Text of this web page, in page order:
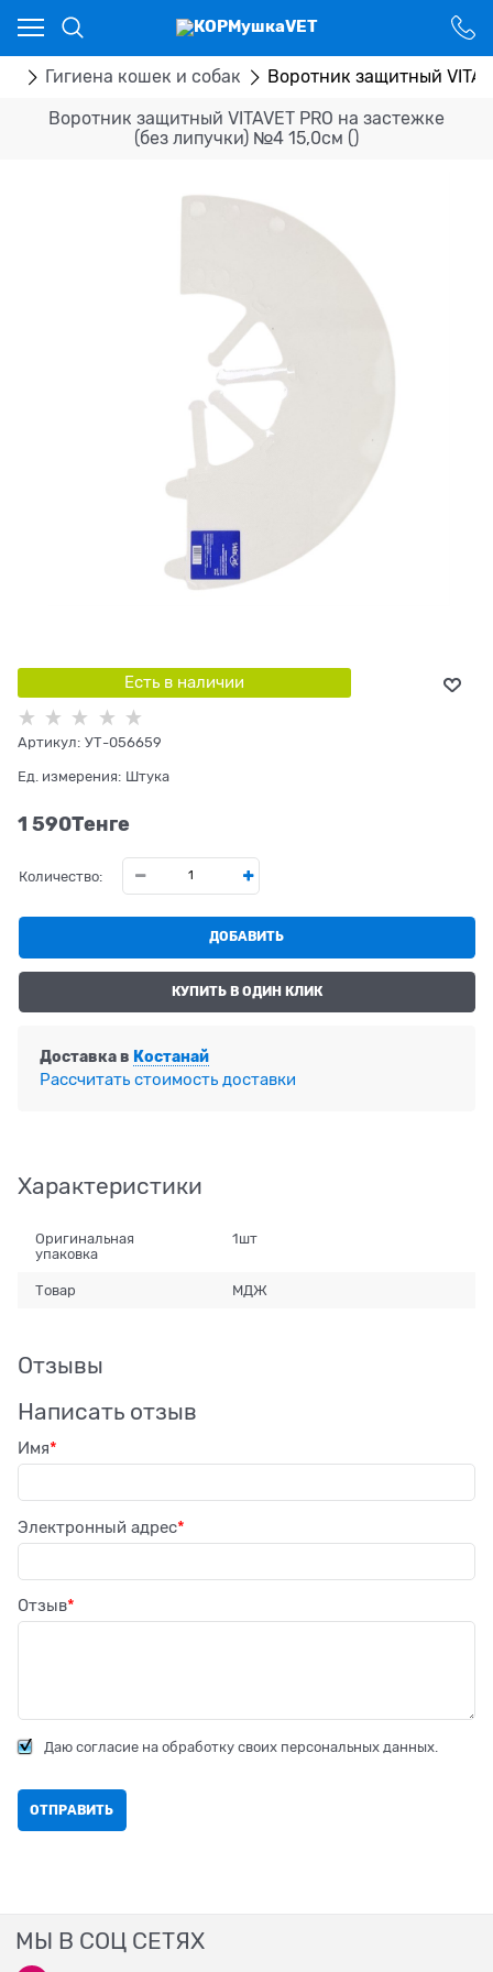
Гигиена кошек и собак Воротник защитный
Воротник защитный VITAVET PRO на застежке
(без липучки) №4 15,0см ()
Есть в наличии
Артикул: УТ-056659
Ед. измерения: Штука
1 590Tенге
Количество:
ДОБАВИТЬ
КУПИТЬ В ОДИН КЛИК
Доставка в Костанай
Рассчитать стоимость доставки
Характеристики
Оригинальная
упаковка
1шт
Товар МДЖ
Отзывы
Написать отзыв
Имя
Электронный адрес
Отзыв
Даю согласие на обработку своих персональных данных.
МЫ В СОЦ СЕТЯХ
Ваш город - Костанай,
угадали?